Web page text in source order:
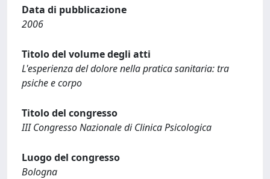
Data di pubblicazione
2006
Titolo del volume degli atti
L'esperienza del dolore nella pratica sanitaria: tra
psiche e corpo
Titolo del congresso
III Congresso Nazionale di Clinica Psicologica
Luogo del congresso
Bologna